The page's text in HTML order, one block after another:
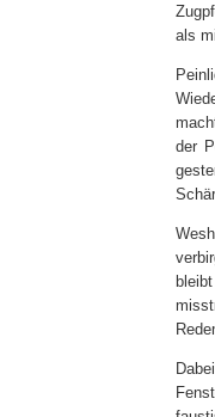
als
der